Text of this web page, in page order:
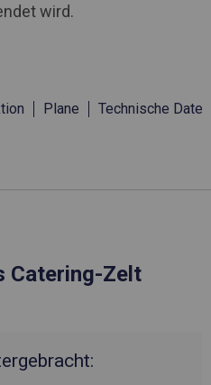
wird.
Plane Technische Daten
Catering-Zelt